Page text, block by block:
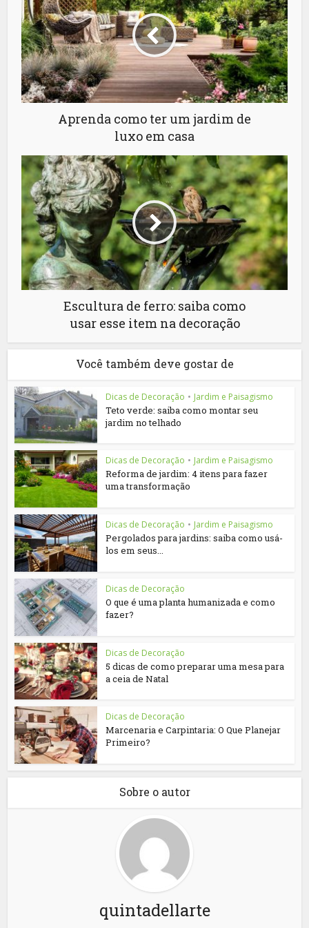
Aprenda como ter um jardim de
luxo em casa
Escultura de ferro: saiba como
usar esse item na decoração
Você também deve gostar de
Dicas de Decoração • Jardim e Paisagismo
Teto verde: saiba como montar seu
jardim no telhado
Dicas de Decoração • Jardim e Paisagismo
Reforma de jardim: 4 itens para fazer
uma transformação
Dicas de Decoração • Jardim e Paisagismo
Pergolados para jardins: saiba como usá-
los em seus...
Dicas de Decoração
O que é uma planta humanizada e como
fazer?
Dicas de Decoração
5 dicas de como preparar uma mesa para
a ceia de Natal
Dicas de Decoração
Marcenaria e Carpintaria: O Que Planejar
Primeiro?
Sobre o autor
quintadellarte